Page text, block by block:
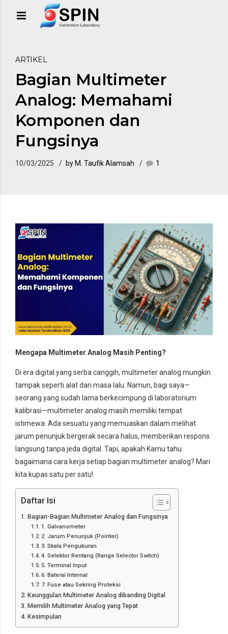
ARTIKEL
Bagian Multimeter
Analog: Memahami
Komponen dan
Fungsinya
10/03/2025 by M. Taufik Alamsah 1
Mengapa Multimeter Analog Masih Penting?
Di era digital yang serba canggih, multimeter analog mungkin
tampak seperti alat dari masa lalu. Namun, bagi saya—
seorang yang sudah lama berkecimpung di laboratorium
kalibrasi—multimeter analog masih memiliki tempat
istimewa. Ada sesuatu yang memuaskan dalam melihat
jarum penunjuk bergerak secara halus, memberikan respons
langsung tanpa jeda digital. Tapi, apakah Kamu tahu
bagaimana cara kerja setiap bagian multimeter analog? Mari
kita kupas satu per satu!
Daftar Isi
Bagian-Bagian Multimeter Analog dan Fungsinya
1. Galvanometer
2. Jarum Penunjuk (Pointer)
3. Skala Pengukuran
4. Selektor Rentang (Range Selector Switch)
5. Terminal Input
6. Baterai Internal
7. Fuse atau Sekring Proteksi
Keunggulan Multimeter Analog dibanding Digital
Memilih Multimeter Analog yang Tepat
Kesimpulan